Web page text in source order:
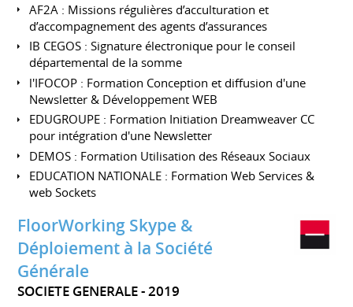
AF2A : Missions régulières d’acculturation et
d’accompagnement des agents d’assurances
IB CEGOS : Signature électronique pour le conseil
départemental de la somme
l'IFOCOP : Formation Conception et diffusion d'une
Newsletter & Développement WEB
EDUGROUPE : Formation Initiation Dreamweaver CC
pour intégration d'une Newsletter
DEMOS : Formation Utilisation des Réseaux Sociaux
EDUCATION NATIONALE : Formation Web Services &
web Sockets
FloorWorking Skype &
Déploiement à la Société
Générale
SOCIETE GENERALE 2019